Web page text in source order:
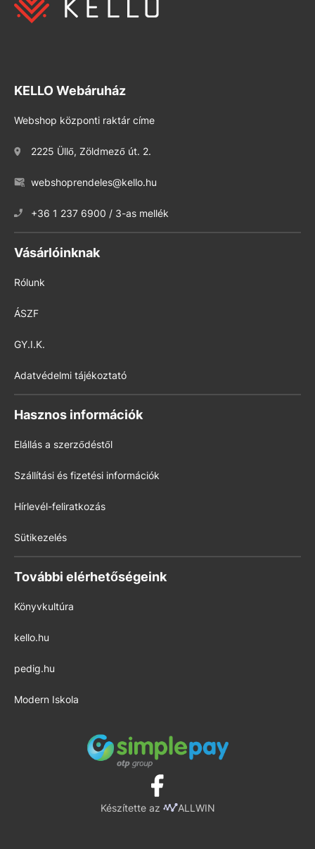
KELLO Webáruház
Webshop központi raktár címe
2225 Üllő, Zöldmező út. 2.
webshoprendeles@kello.hu
+36 1 237 6900 / 3-as mellék
Vásárlóinknak
Rólunk
ÁSZF
GY.I.K.
Adatvédelmi tájékoztató
Hasznos információk
Elállás a szerződéstől
Szállítási és fizetési információk
Hírlevél-feliratkozás
Sütikezelés
További elérhetőségeink
Könyvkultúra
kello.hu
pedig.hu
Modern Iskola
Készítette az ALLWIN